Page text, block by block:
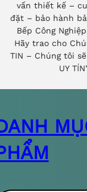
vấn thiết kế –
đặt – bảo hành
Bếp Công
Hãy trao cho
TIN – Chúng tôi
UY